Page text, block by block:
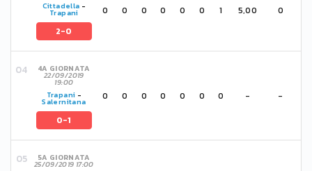
Cittadella -
Trapani
2-0
0 0 0 0 0 0 1 5,00 0
4A GIORNATA
22/09/2019
19:00
Trapani -
Salernitana
0-1
0 0 0 0 0 0 0 - -
5A GIORNATA
25/09/2019 17:00